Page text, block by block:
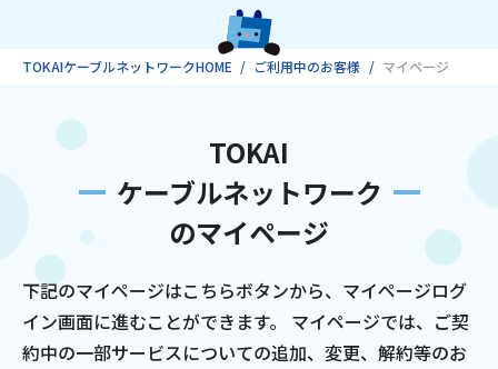
ご利用中のお客様
インターネット
テレビ
電話
TOKAIケーブルネットワークHOME ご利用中のお客様 マイページ
TOKAI
ケーブルネットワーク
のマイページ
下記のマイページはこちらボタンから、マイページログ
イン画面に進むことができます。
マイページでは、ご契
約中の一部サービスについての追加、変更、解約等のお